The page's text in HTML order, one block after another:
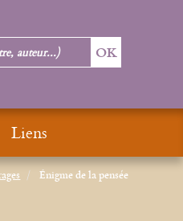
Énigme de la pensée
Liens